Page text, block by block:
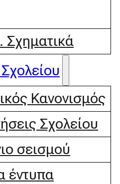
Σχηματικά
Κανονισμός
Σχολείου
σεισμού
έντυπα